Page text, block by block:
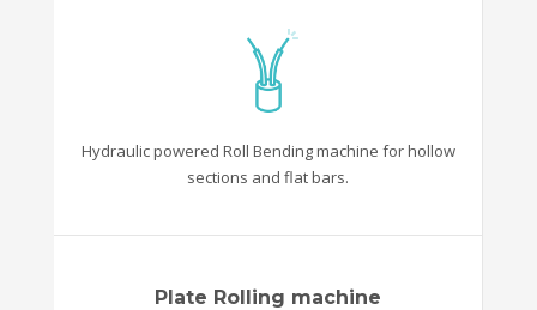
Hydraulic powered Roll Bending machine for hollow
sections and flat bars.
Plate Rolling machine